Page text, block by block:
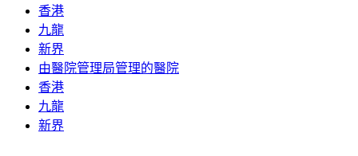
香港
九龍
新界
由醫院管理局管理的醫院
香港
九龍
新界